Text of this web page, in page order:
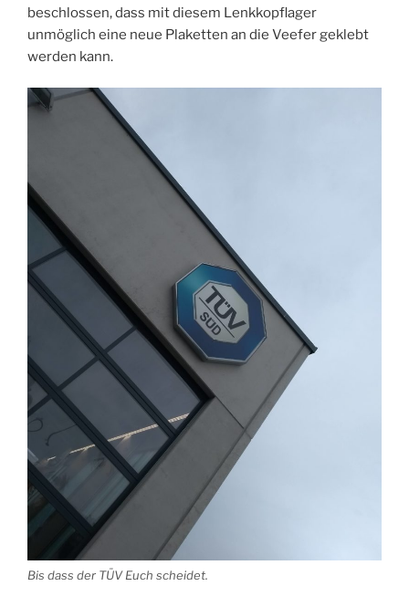
beschlossen, dass mit diesem Lenkkopflager
unmöglich eine neue Plaketten an die Veefer geklebt
werden kann.
Bis dass der TÜV Euch scheidet.